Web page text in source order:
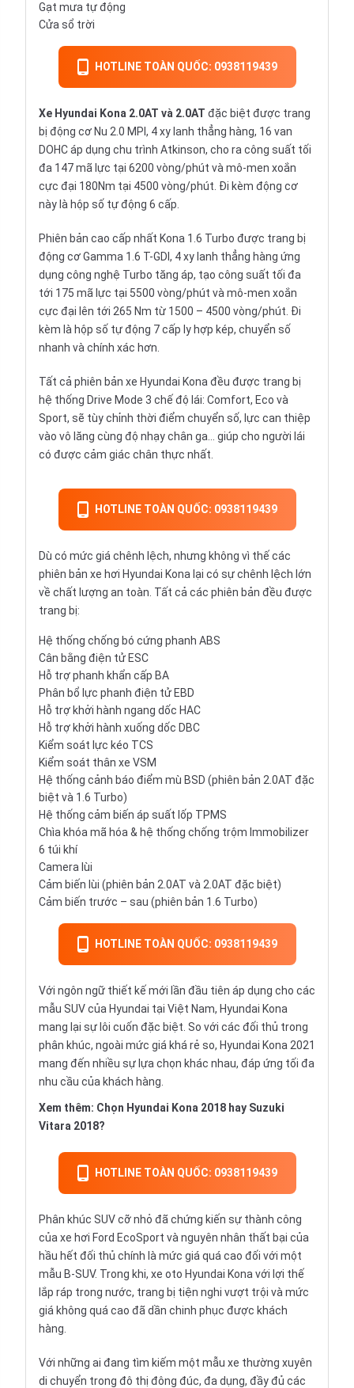
Gạt mưa tự động
Cửa sổ trời
HOTLINE TOÀN QUỐC: 0938119439
Xe Hyundai Kona 2.0AT và 2.0AT đặc biệt được trang
bị động cơ Nu 2.0 MPI, 4 xy lanh thẳng hàng, 16 van
DOHC áp dụng chu trình Atkinson, cho ra công suất tối
đa 147 mã lực tại 6200 vòng/phút và mô-men xoắn
cực đại 180Nm tại 4500 vòng/phút. Đi kèm động cơ
này là hộp số tự động 6 cấp.
Phiên bản cao cấp nhất Kona 1.6 Turbo được trang bị
động cơ Gamma 1.6 T-GDI, 4 xy lanh thẳng hàng ứng
dụng công nghệ Turbo tăng áp, tạo công suất tối đa
tới 175 mã lực tại 5500 vòng/phút và mô-men xoắn
cực đại lên tới 265 Nm từ 1500 – 4500 vòng/phút. Đi
kèm là hộp số tự động 7 cấp ly hợp kép, chuyển số
nhanh và chính xác hơn.
Tất cả phiên bản xe Hyundai Kona đều được trang bị
hệ thống Drive Mode 3 chế độ lái: Comfort, Eco và
Sport, sẽ tùy chỉnh thời điểm chuyển số, lực can thiệp
vào vô lăng cùng độ nhạy chân ga… giúp cho người lái
có được cảm giác chân thực nhất.
HOTLINE TOÀN QUỐC: 0938119439
Dù có mức giá chênh lệch, nhưng không vì thế các
phiên bản xe hơi Hyundai Kona lại có sự chênh lệch lớn
về chất lượng an toàn. Tất cả các phiên bản đều được
trang bị:
Hệ thống chống bó cứng phanh ABS
Cân bằng điện tử ESC
Hỗ trợ phanh khẩn cấp BA
Phân bổ lực phanh điện tử EBD
Hỗ trợ khởi hành ngang dốc HAC
Hỗ trợ khởi hành xuống dốc DBC
Kiểm soát lực kéo TCS
Kiểm soát thân xe VSM
Hệ thống cảnh báo điểm mù BSD (phiên bản 2.0AT đặc
biệt và 1.6 Turbo)
Hệ thống cảm biến áp suất lốp TPMS
Chìa khóa mã hóa & hệ thống chống trộm Immobilizer
6 túi khí
Camera lùi
Cảm biến lùi (phiên bản 2.0AT và 2.0AT đặc biệt)
Cảm biến trước – sau (phiên bản 1.6 Turbo)
HOTLINE TOÀN QUỐC: 0938119439
Với ngôn ngữ thiết kế mới lần đầu tiên áp dụng cho các
mẫu SUV của Hyundai tại Việt Nam, Hyundai Kona
mang lại sự lôi cuốn đặc biệt. So với các đối thủ trong
phân khúc, ngoài mức giá khá rẻ so, Hyundai Kona 2021
mang đến nhiều sự lựa chọn khác nhau, đáp ứng tối đa
nhu cầu của khách hàng.
Xem thêm: Chọn Hyundai Kona 2018 hay Suzuki
Vitara 2018?
HOTLINE TOÀN QUỐC: 0938119439
Phân khúc SUV cỡ nhỏ đã chứng kiến sự thành công
của xe hơi Ford EcoSport và nguyên nhân thất bại của
hầu hết đối thủ chính là mức giá quá cao đối với một
mẫu B-SUV. Trong khi, xe oto Hyundai Kona với lợi thế
lắp ráp trong nước, trang bị tiện nghi vượt trội và mức
giá không quá cao đã dần chinh phục được khách
hàng.
Với những ai đang tìm kiếm một mẫu xe thường xuyên
di chuyển trong đô thị đông đúc, đa dụng, đầy đủ các